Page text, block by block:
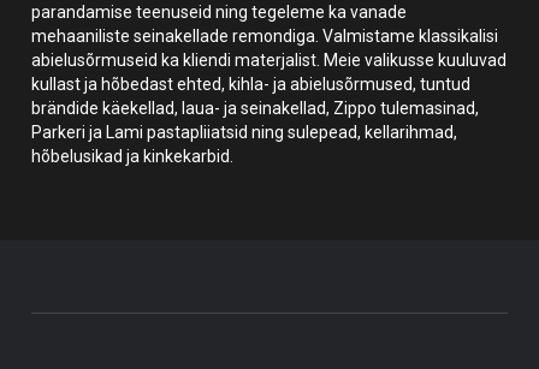
parandamise teenuseid ning tegeleme ka vanade
mehaaniliste seinakellade remondiga. Valmistame klassikalisi
abielusõrmuseid ka kliendi materjalist. Meie valikusse kuuluvad
kullast ja hõbedast ehted, kihla- ja abielusõrmused, tuntud
brändide käekellad, laua- ja seinakellad, Zippo tulemasinad,
Parkeri ja Lami pastapliiatsid ning sulepead, kellarihmad,
hõbelusikad ja kinkekarbid.